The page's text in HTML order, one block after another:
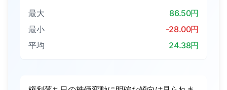
最大
86.50円
最小
-28.00円
平均
24.38円